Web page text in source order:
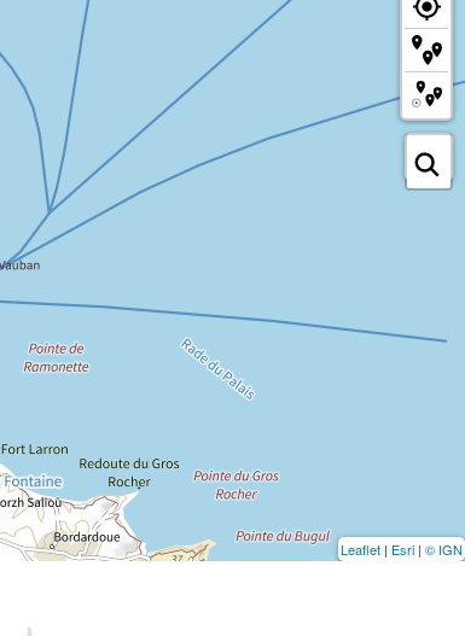
Leaflet | Esri | © IGN